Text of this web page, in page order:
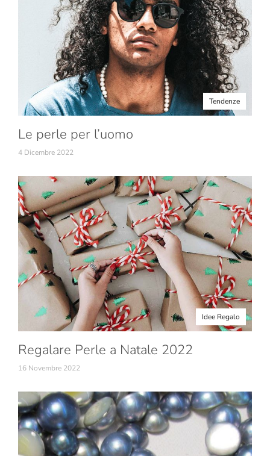
Tendenze
Le perle per l’uomo
4 Dicembre 2022
Idee Regalo
Regalare Perle a Natale 2022
16 Novembre 2022